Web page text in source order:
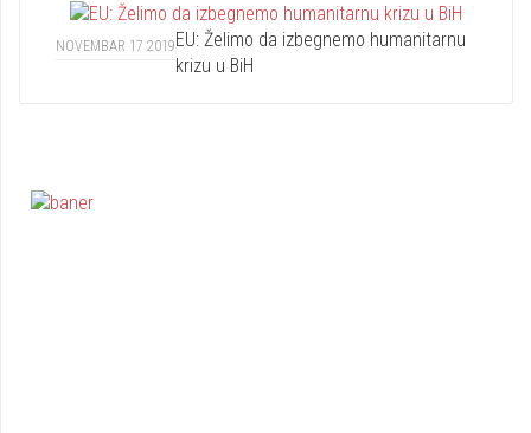
NOVEMBAR 17 2019EU: Želimo da izbegnemo humanitarnu
krizu u BiH